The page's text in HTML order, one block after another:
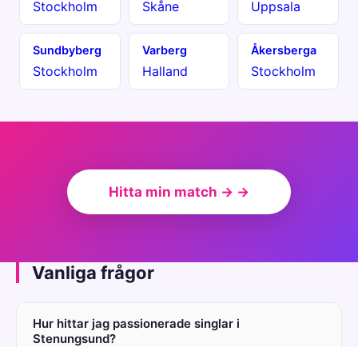
Stockholm Skåne Uppsala
Sundbyberg
Stockholm
Varberg
Halland
Åkersberga
Stockholm
Hitta min match → →
Vanliga frågor
Hur hittar jag passionerade singlar i
Stenungsund?